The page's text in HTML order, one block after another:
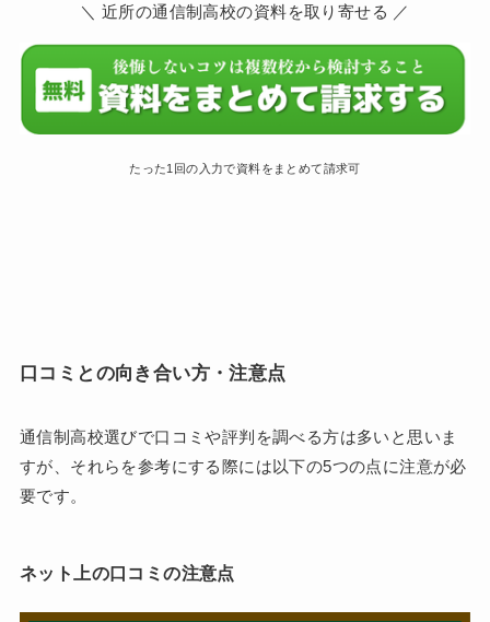
＼ 近所の通信制高校の資料を取り寄せる ／
たった1回の入力で資料をまとめて請求可
口コミとの向き合い方・注意点
通信制高校選びで口コミや評判を調べる方は多いと思いま
すが、それらを参考にする際には以下の5つの点に注意が必
要です。
ネット上の口コミの注意点